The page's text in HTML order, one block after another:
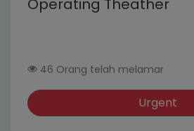
Operating Theather
46 Orang telah melamar
Urgent